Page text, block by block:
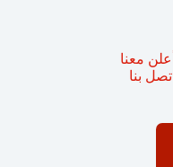
أعلن معنا
اتصل بنا